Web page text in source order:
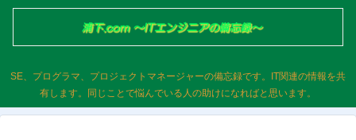
SE、プログラマ、プロジェクトマネージャーの備忘録です。IT関連の情報を共
有します。同じことで悩んでいる人の助けになればと思います。